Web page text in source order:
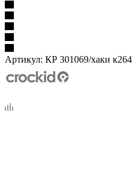
Артикул: КР 301069/хаки к264